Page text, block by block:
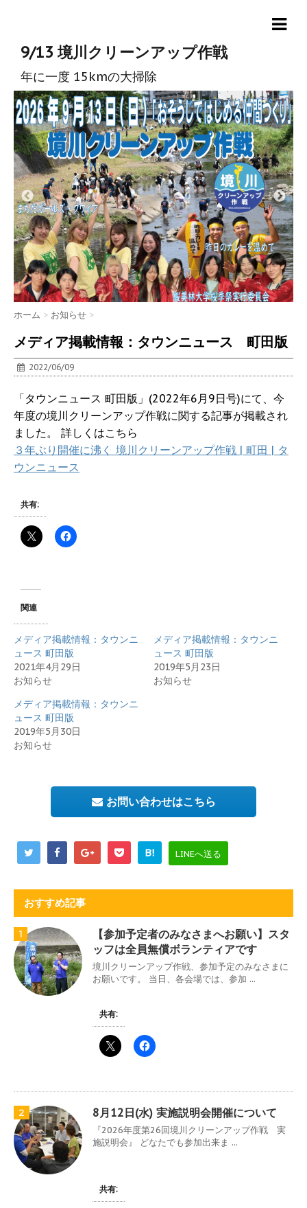
9/13 境川クリーンアップ作戦
年に一度 15kmの大掃除
ホーム > お知らせ >
メディア掲載情報：タウンニュース 町田版
2022/06/09
「タウンニュース 町田版」(2022年6月9日号)にて、今
年度の境川クリーンアップ作戦に関する記事が掲載され
ました。 詳しくはこちら
３年ぶり開催に沸く 境川クリーンアップ作戦 | 町田 | タ
ウンニュース
共有:
関連
メディア掲載情報：タウンニ
ュース 町田版
2021年4月29日
お知らせ
メディア掲載情報：タウンニ
ュース 町田版
2019年5月23日
お知らせ
メディア掲載情報：タウンニ
ュース 町田版
2019年5月30日
お知らせ
お問い合わせはこちら
B! LINEへ送る
おすすめ記事
1
【参加予定者のみなさまへお願い】スタ
ッフは全員無償ボランティアです
境川クリーンアップ作戦、参加予定のみなさまに
お願いです。 当日、各会場では、参加 ...
共有:
2 8月12日(水) 実施説明会開催について
『2026年度第26回境川クリーンアップ作戦 実
施説明会』 どなたでも参加出来ま ...
共有: